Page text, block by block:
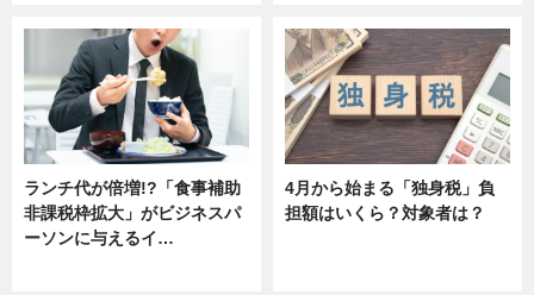
ランチ代が倍増!?「食事補助
非課税枠拡大」がビジネスパ
ーソンに与えるイ…
4月から始まる「独身税」負
担額はいくら？対象者は？